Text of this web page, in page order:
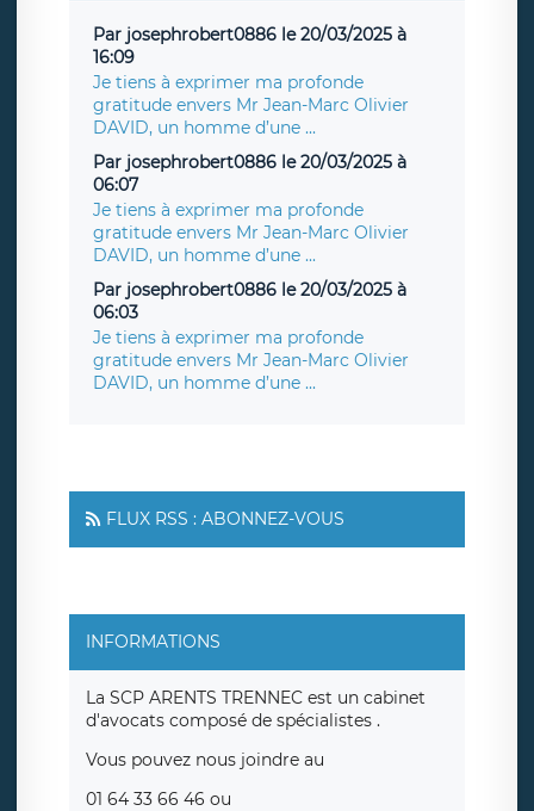
Par josephrobert0886 le 20/03/2025 à
16:09
Je tiens à exprimer ma profonde
gratitude envers Mr Jean-Marc Olivier
DAVID, un homme d’une ...
Par josephrobert0886 le 20/03/2025 à
06:07
Je tiens à exprimer ma profonde
gratitude envers Mr Jean-Marc Olivier
DAVID, un homme d’une ...
Par josephrobert0886 le 20/03/2025 à
06:03
Je tiens à exprimer ma profonde
gratitude envers Mr Jean-Marc Olivier
DAVID, un homme d’une ...
FLUX RSS : ABONNEZ-VOUS
INFORMATIONS
La SCP ARENTS TRENNEC est un cabinet
d'avocats composé de spécialistes .
Vous pouvez nous joindre au
01 64 33 66 46 ou